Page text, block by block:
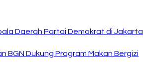
Daerah Partai Demokrat di Jakarta
BGN Dukung Program Makan Bergizi